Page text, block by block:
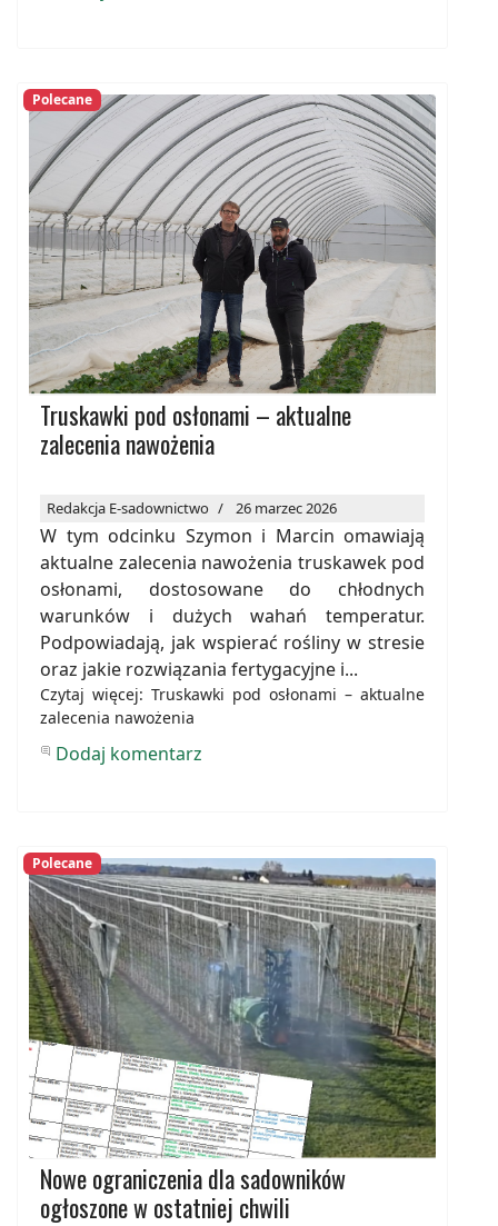
Polecane
Truskawki pod osłonami – aktualne
zalecenia nawożenia
Redakcja E-sadownictwo 26 marzec 2026
W tym odcinku Szymon i Marcin omawiają
aktualne zalecenia nawożenia truskawek pod
osłonami, dostosowane do chłodnych
warunków i dużych wahań temperatur.
Podpowiadają, jak wspierać rośliny w stresie
oraz jakie rozwiązania fertygacyjne i...
Czytaj więcej: Truskawki pod osłonami – aktualne
zalecenia nawożenia
Dodaj komentarz
Polecane
Nowe ograniczenia dla sadowników
ogłoszone w ostatniej chwili